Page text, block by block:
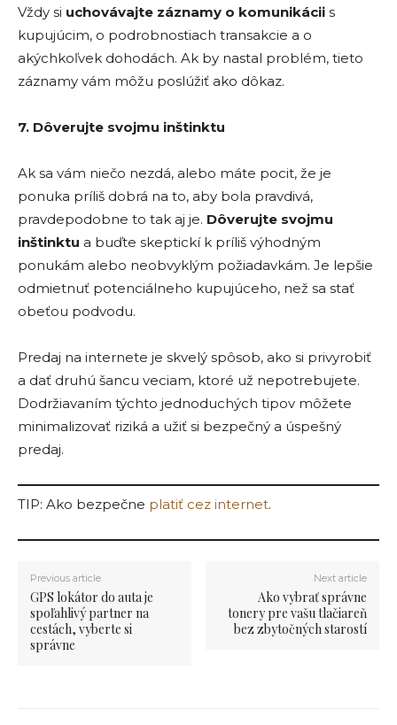
Vždy si uchovávajte záznamy o komunikácii s
kupujúcim, o podrobnostiach transakcie a o
akýchkoľvek dohodách. Ak by nastal problém, tieto
záznamy vám môžu poslúžiť ako dôkaz.
7. Dôverujte svojmu inštinktu
Ak sa vám niečo nezdá, alebo máte pocit, že je
ponuka príliš dobrá na to, aby bola pravdivá,
pravdepodobne to tak aj je. Dôverujte svojmu
inštinktu a buďte skeptickí k príliš výhodným
ponukám alebo neobvyklým požiadavkám. Je lepšie
odmietnuť potenciálneho kupujúceho, než sa stať
obeťou podvodu.
Predaj na internete je skvelý spôsob, ako si privyrobiť
a dať druhú šancu veciam, ktoré už nepotrebujete.
Dodržiavaním týchto jednoduchých tipov môžete
minimalizovať riziká a užiť si bezpečný a úspešný
predaj.
TIP: Ako bezpečne platiť cez internet.
Previous article
GPS lokátor do auta je
spoľahlivý partner na
cestách, vyberte si
správne
Next article
Ako vybrať správne
tonery pre vašu tlačiareň
bez zbytočných starostí